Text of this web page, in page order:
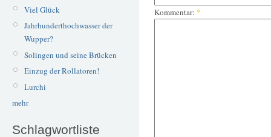
Viel Glück
Jahrhunderthochwasser der
Wupper?
Solingen und seine Brücken
Einzug der Rollatoren!
Lurchi
mehr
Schlagwortliste
Kommentar: *